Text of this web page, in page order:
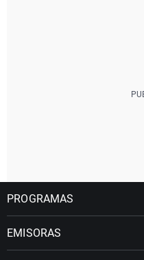
PROGRAMAS
EMISORAS